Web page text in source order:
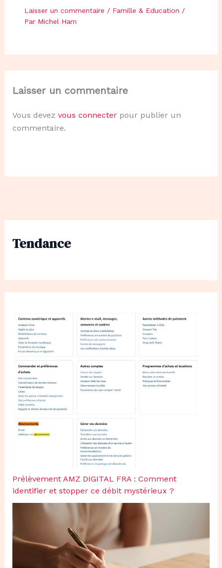
Tendance
Prélèvement AMZ DIGITAL FRA : Comment
identifier et stopper ce débit mystérieux ?
Laisser un commentaire / Famille & Education /
Par Michel Ham
Laisser un commentaire
Vous devez vous connecterpour publier un
commentaire.